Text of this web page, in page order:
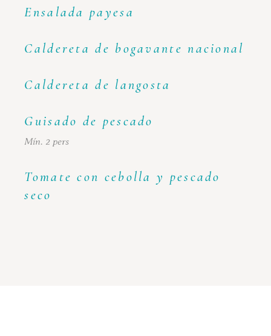
Ensalada payesa
Caldereta de bogavante nacional
Caldereta de langosta
Guisado de pescado
Mín. 2 pers
Tomate con cebolla y pescado
seco